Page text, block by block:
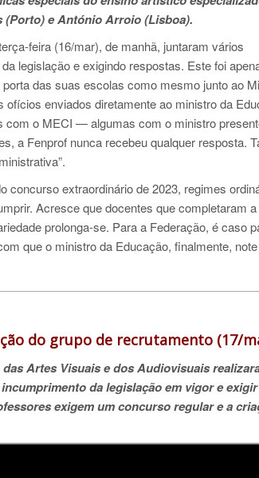
e António Arroio (Lisboa).
feira (16/mar), de manhã, juntaram vários
legislação e exigindo respostas. Este foi
das suas escolas como mesmo junto ao
enviados diretamente ao ministro da
com o MECI — algumas com o ministro
a Fenprof nunca recebeu qualquer resposta.
concurso extraordinário de 2023, regimes
Acresce que docentes que completaram
prolonga-se. Para a Federação, é caso
que o ministro da Educação, finalmente,
do grupo de recrutamento (17/
Artes Visuais e dos Audiovisuais
da legislação em vigor e exigir
exigem um concurso regular e a